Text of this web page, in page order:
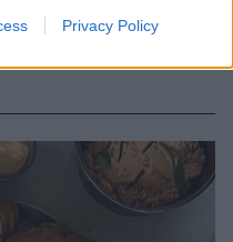
Privacy Policy
στο Athens Street